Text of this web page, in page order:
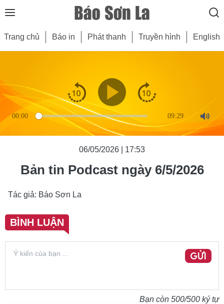
Trang chủ Báo in Phát thanh Truyền hình English
00:00 09:29
Mute
06/05/2026 | 17:53
Bản tin Podcast ngày 6/5/2026
Tác giả: Báo Sơn La
BÌNH LUẬN
GỬI
Bạn còn 500/500 ký tự